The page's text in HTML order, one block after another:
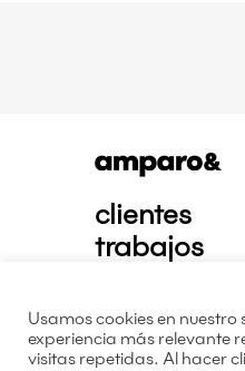
clientes
trabajos
nosotros
Usamos cookies en
experiencia más relevante
visitas repetidas. Al hacer